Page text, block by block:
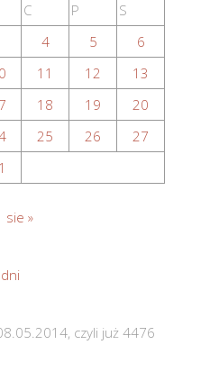
C P
S
4 5
6
11 12
13
18 19
20
25 26
27
sie »
czyli już 4476